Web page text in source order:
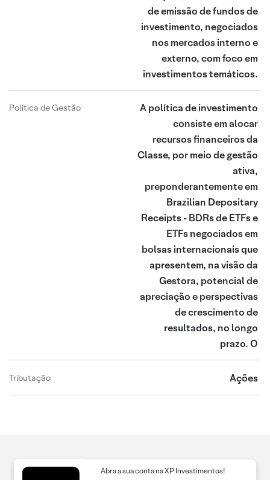
de emissão de fundos de
investimento, negociados
nos mercados interno e
externo, com foco em
investimentos temáticos.
Política de Gestão
A política de investimento
consiste em alocar
recursos financeiros da
Classe, por meio de gestão
ativa,
preponderantemente em
Brazilian Depositary
Receipts - BDRs de ETFs e
ETFs negociados em
bolsas internacionais que
apresentem, na visão da
Gestora, potencial de
apreciação e perspectivas
de crescimento de
resultados, no longo
prazo. O
Tributação Ações
Abra a sua conta na XP Investimentos!